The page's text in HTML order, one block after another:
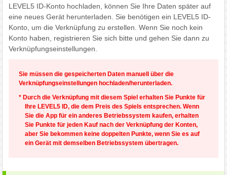
LEVEL5 ID-Konto hochladen, können Sie Ihre Daten später auf
eine neues Gerät herunterladen. Sie benötigen ein LEVEL5 ID-
Konto, um die Verknüpfung zu erstellen. Wenn Sie noch kein
Konto haben, registrieren Sie sich bitte und gehen Sie dann zu
Verknüpfungseinstellungen.
Sie müssen die gespeicherten Daten manuell über die
Verknüpfungseinstellungen hochladen/herunterladen.
* Durch die Verknüpfung mit diesem Spiel erhalten Sie Punkte für
Ihre LEVEL5 ID, die dem Preis des Spiels entsprechen. Wenn
Sie die App für ein anderes Betriebssystem kaufen, erhalten
Sie Punkte für jeden Kauf nach der Verknüpfung der Konten,
aber Sie bekommen keine doppelten Punkte, wenn Sie es auf
ein Gerät mit demselben Betriebssystem übertragen.